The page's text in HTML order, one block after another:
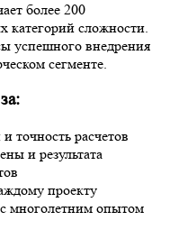
более 200
категорий сложности.
успешного внедрения
сегменте.
точность расчетов
и результата
проекту
многолетним опытом